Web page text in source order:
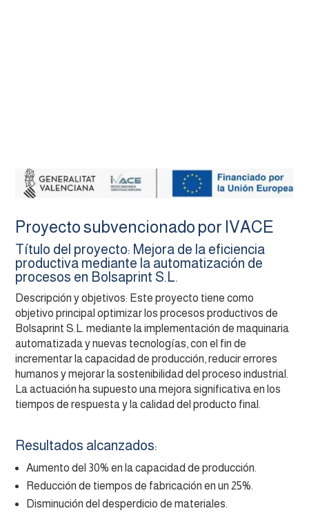
Proyecto subvencionado por IVACE
Título del proyecto: Mejora de la eficiencia
productiva mediante la automatización de
procesos en Bolsaprint S.L.
Descripción y objetivos: Este proyecto tiene como
objetivo principal optimizar los procesos productivos de
Bolsaprint S.L. mediante la implementación de maquinaria
automatizada y nuevas tecnologías, con el fin de
incrementar la capacidad de producción, reducir errores
humanos y mejorar la sostenibilidad del proceso industrial.
La actuación ha supuesto una mejora significativa en los
tiempos de respuesta y la calidad del producto final.
Resultados alcanzados:
Aumento del 30% en la capacidad de producción.
Reducción de tiempos de fabricación en un 25%.
Disminución del desperdicio de materiales.